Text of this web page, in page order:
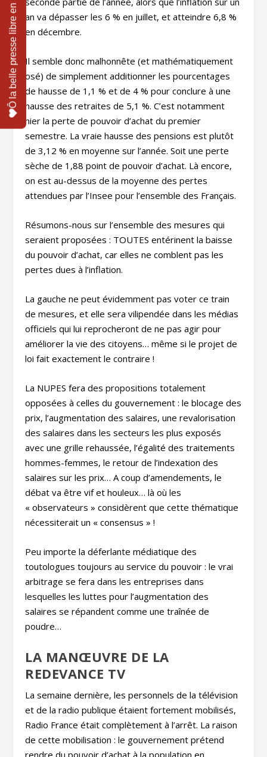
an va dépasser les 6 % en juillet, et atteindre 6,8 %
en décembre.
Il semble donc malhonnête (et mathématiquement
osé) de simplement additionner les pourcentages
de hausse de 1,1 % et de 4 % pour conclure à une
hausse des retraites de 5,1 %. C’est notamment
nier la perte de pouvoir d’achat du premier
semestre. La vraie hausse des pensions est plutôt
de 3,12 % en moyenne sur l’année. Soit une perte
sèche de 1,88 point de pouvoir d’achat. Là encore,
on est au-dessus de la moyenne des pertes
attendues par l’Insee pour l’ensemble des Français.
Résumons-nous sur l’ensemble des mesures qui
seraient proposées : TOUTES entérinent la baisse
du pouvoir d’achat, car elles ne comblent pas les
pertes dues à l’inflation.
La gauche ne peut évidemment pas voter ce train
de mesures, et elle sera vilipendée dans les médias
officiels qui lui reprocheront de ne pas agir pour
améliorer la vie des citoyens… même si le projet de
loi fait exactement le contraire !
La NUPES fera des propositions totalement
opposées à celles du gouvernement : le blocage des
prix, l’augmentation des salaires, une revalorisation
des salaires dans les secteurs les plus exposés
avec une grille rehaussée, l’égalité des traitements
hommes-femmes, le retour de l’indexation des
salaires sur les prix… A coup d’amendements, le
débat va être vif et houleux… là où les
« observateurs » considèrent que cette thématique
nécessiterait un « consensus » !
Peu importe la déferlante médiatique des
toutologues toujours au service du pouvoir : le vrai
arbitrage se fera dans les entreprises dans
lesquelles les luttes pour l’augmentation des
salaires se répandent comme une traînée de
poudre…
LA MANŒUVRE DE LA
REDEVANCE TV
La semaine dernière, les personnels de la télévision
et de la radio publique étaient fortement mobilisés,
Radio France était complètement à l’arrêt. La raison
de cette mobilisation : le gouvernement prétend
rendre du pouvoir d’achat à la population en